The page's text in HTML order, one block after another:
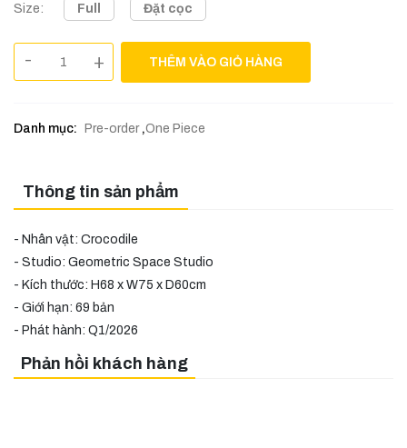
Size: Full Đặt cọc
- + THÊM VÀO GIỎ HÀNG
Danh mục: Pre-order,One Piece
Thông tin sản phẩm
- Nhân vật: Crocodile
- Studio: Geometric Space Studio
- Kích thước: H68 x W75 x D60cm
- Giới hạn: 69 bản
- Phát hành: Q1/2026
Phản hồi khách hàng